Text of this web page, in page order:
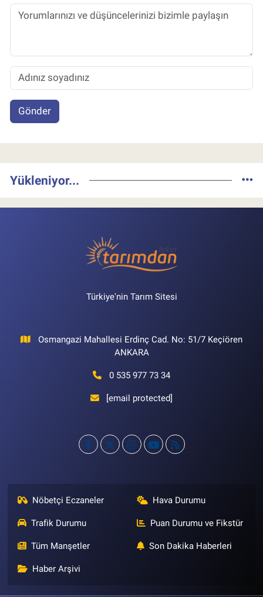
Gönder
Yükleniyor...
Türkiye'nin Tarım Sitesi
Osmangazi Mahallesi Erdinç Cad. No: 51/7 Keçiören
ANKARA
0 535 977 73 34
[email protected]
Nöbetçi Eczaneler Hava Durumu
Trafik Durumu Puan Durumu ve Fikstür
Tüm Manşetler Son Dakika Haberleri
Haber Arşivi